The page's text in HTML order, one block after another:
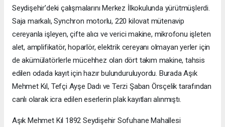
Seydişehir’deki çalışmalarını Merkez İlkokulunda yürütmüşlerdi.
Saja markalı, Synchron motorlu, 220 kilovat mütenavip
cereyanla işleyen, çifte alıcı ve verici makine, mikrofonu işleten
alet, amplifikatör, hoparlör, elektrik cereyanı olmayan yerler için
de akümülatörlerle mücehhez olan dört takım makine, tahsis
edilen odada kayıt için hazır bulunduruluyordu. Burada Aşık
Mehmet Kıl, Tefçi Ayşe Dadı ve Terzi Şaban Örsçelik tarafından
canlı olarak icra edilen eserlerin plak kayıtları alınmıştı.
Aşık Mehmet Kıl 1892 Seydişehir Sofuhane Mahallesi